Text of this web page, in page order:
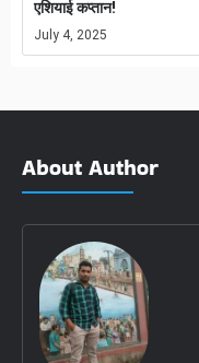
एशियाई कप्तान!
July 4, 2025
About Author